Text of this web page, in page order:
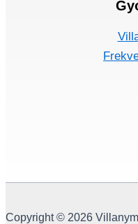
Copyright © 2026